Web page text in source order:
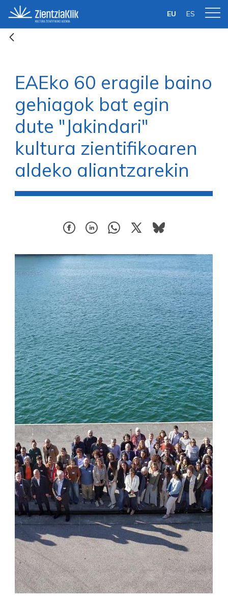
Eduki nagusira joan
EU ES
EAEko 60 eragile baino
gehiagok bat egin
dute "Jakindari"
kultura zientifikoaren
aldeko aliantzarekin